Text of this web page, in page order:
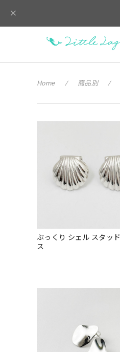
Home 商品別
ぷっくり シェル スタッド ピア
ス